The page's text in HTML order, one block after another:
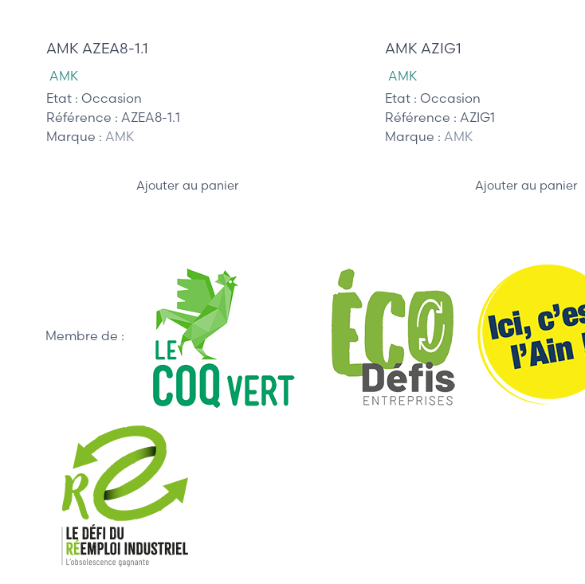
AMK AZEA8-1.1
AMK
Etat : Occasion
Référence : AZEA8-1.1
Marque : AMK
Ajouter au panier
AMK AZIG1
AMK
Etat : Occasion
Référence :AZIG1
Marque :AMK
Ajouter au panier
Membre de :